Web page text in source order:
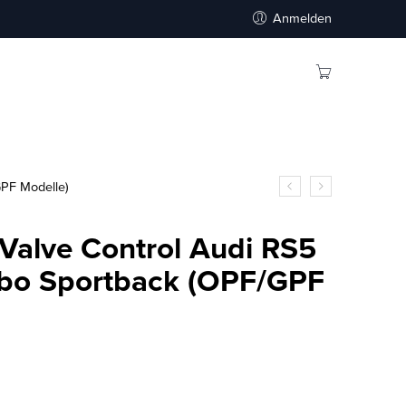
Anmelden
Modelle)
Control Audi RS5
Sportback (OPF/GPF